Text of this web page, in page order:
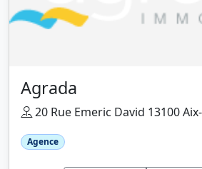
Agrada
20 Rue Emeric David 13100
Agence